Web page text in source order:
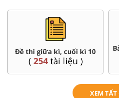
Đề thi giữa kì, cuối kì 10
( 254tài liệu )
XEM TẤT